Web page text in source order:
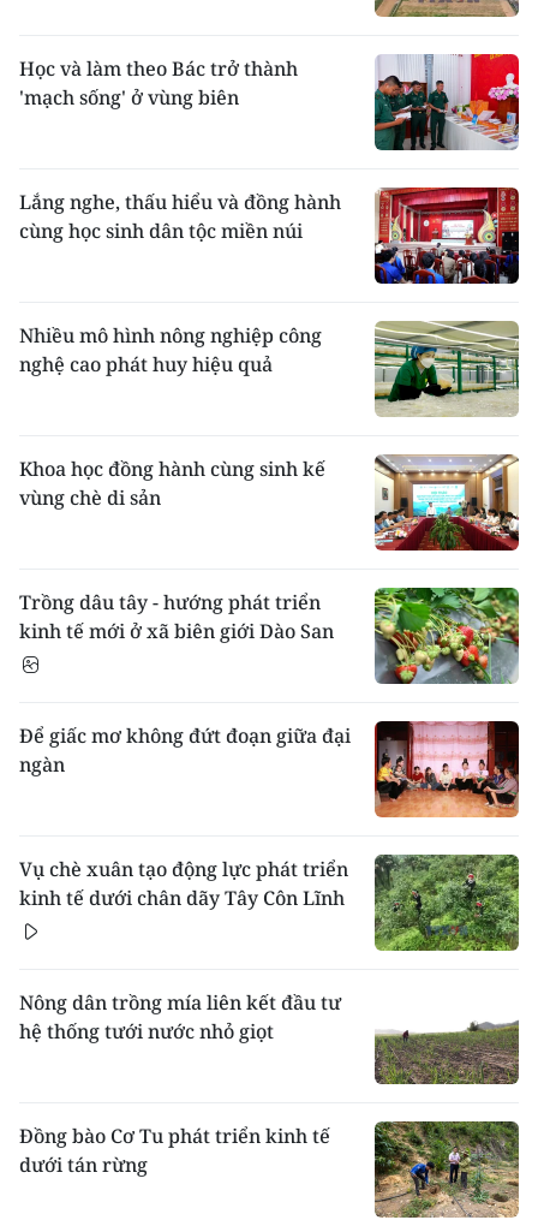
Học và làm theo Bác trở thành
'mạch sống' ở vùng biên
Lắng nghe, thấu hiểu và đồng hành
cùng học sinh dân tộc miền núi
Nhiều mô hình nông nghiệp công
nghệ cao phát huy hiệu quả
Khoa học đồng hành cùng sinh kế
vùng chè di sản
Trồng dâu tây - hướng phát triển
kinh tế mới ở xã biên giới Dào San
Để giấc mơ không đứt đoạn giữa đại
ngàn
Vụ chè xuân tạo động lực phát triển
kinh tế dưới chân dãy Tây Côn Lĩnh
Nông dân trồng mía liên kết đầu tư
hệ thống tưới nước nhỏ giọt
Đồng bào Cơ Tu phát triển kinh tế
dưới tán rừng